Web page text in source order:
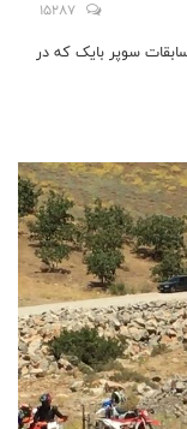
15287
سوپر بایک که در